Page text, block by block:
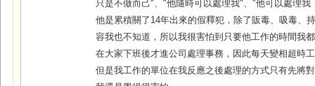
只是不做而己"、"他隨時可以處理我"、"他可以處理我
他是累積關了14年出來的假釋犯，除了販毒、吸毒、
容我也不知道，所以我很害怕到只要他工作的時間我
在大家下班後才進公司處理事務，因此每天變相超時
但是我工作的單位在我反應之後處理的方式只有先將